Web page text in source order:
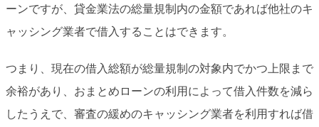
ーンですが、貸金業法の総量規制内の金額であれば他社のキ
ャッシング業者で借入することはできます。
つまり、現在の借入総額が総量規制の対象内でかつ上限まで
余裕があり、おまとめローンの利用によって借入件数を減ら
したうえで、審査の緩めのキャッシング業者を利用すれば借